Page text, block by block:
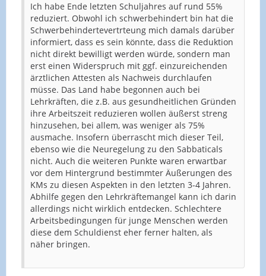
Ich habe Ende letzten Schuljahres auf rund 55%
reduziert. Obwohl ich schwerbehindert bin hat die
Schwerbehindertevertrteung mich damals darüber
informiert, dass es sein könnte, dass die Reduktion
nicht direkt bewilligt werden würde, sondern man
erst einen Widerspruch mit ggf. einzureichenden
ärztlichen Attesten als Nachweis durchlaufen
müsse. Das Land habe begonnen auch bei
Lehrkräften, die z.B. aus gesundheitlichen Gründen
ihre Arbeitszeit reduzieren wollen äußerst streng
hinzusehen, bei allem, was weniger als 75%
ausmache. Insofern überrascht mich dieser Teil,
ebenso wie die Neuregelung zu den Sabbaticals
nicht. Auch die weiteren Punkte waren erwartbar
vor dem Hintergrund bestimmter Äußerungen des
KMs zu diesen Aspekten in den letzten 3-4 Jahren.
Abhilfe gegen den Lehrkräftemangel kann ich darin
allerdings nicht wirklich entdecken. Schlechtere
Arbeitsbedingungen für junge Menschen werden
diese dem Schuldienst eher ferner halten, als
näher bringen.